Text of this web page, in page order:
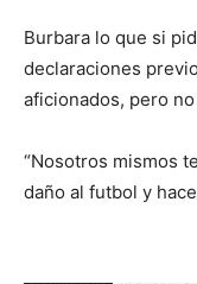
Burbara lo que si
declaraciones
aficionados, pero
“Nosotros mismos
daño al futbol y